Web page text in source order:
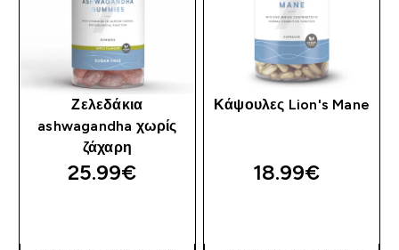
Ζελεδάκια
ashwagandha χωρίς
ζάχαρη
25.99€‎
Κάψουλες Lion's Mane
18.99€‎